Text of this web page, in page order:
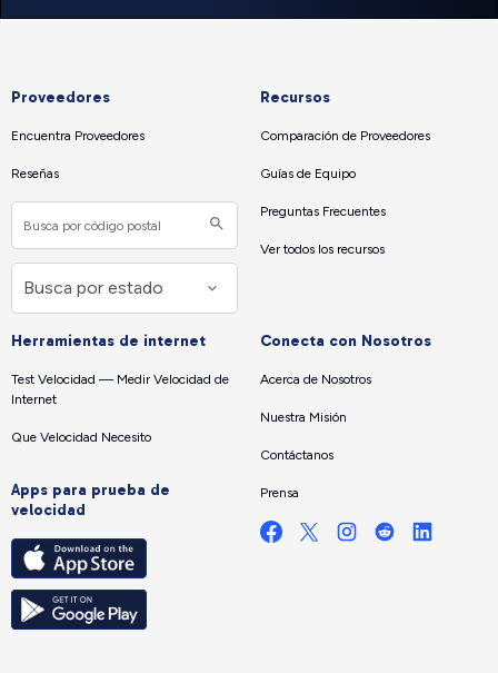
Proveedores
Encuentra Proveedores
Reseñas
Recursos
Comparación de Proveedores
Guías de Equipo
Preguntas Frecuentes
Ver todos los recursos
Herramientas de internet
Test Velocidad — Medir Velocidad de
Internet
Que Velocidad Necesito
Apps para prueba de
velocidad
Conecta con Nosotros
Acerca de Nosotros
Nuestra Misión
Contáctanos
Prensa